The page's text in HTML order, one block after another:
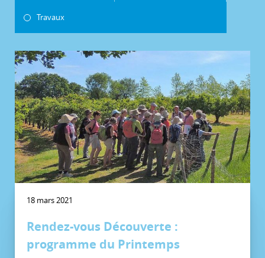
Travaux
18 mars 2021
Rendez-vous Découverte :
programme du Printemps